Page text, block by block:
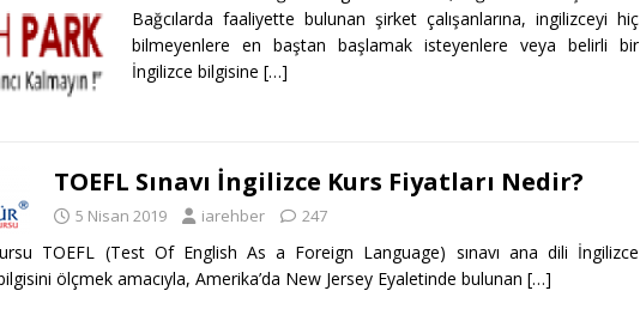
Bağcılarda faaliyette bulunan şirket çalışanlarına, ingilizceyi hiç
bilmeyenlere en baştan başlamak isteyenlere veya belirli bir
İngilizce bilgisine […]
TOEFL Sınavı İngilizce Kurs Fiyatları Nedir?
5 Nisan 2019 iarehber 247
TOEFL (Test Of English As a Foreign Language) sınavı ana dili İngilizce
ölçmek amacıyla, Amerika’da New Jersey Eyaletinde bulunan […]